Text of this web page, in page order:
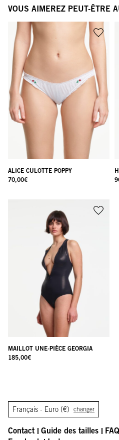
VOUS AIMEREZ PEUT-ÊTRE
ALICE CULOTTE POPPY
70,00€
MAILLOT UNE-PIÈCE GEORGIA
185,00€
Français - Euro (€) changer
Contact Guide des tailles FAQ